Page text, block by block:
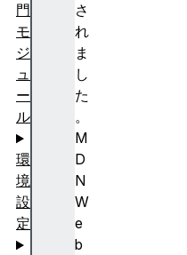
さ
れ
ま
し
た
。
M
D
N
W
e
b
門
モ
ジ
ュ
ー
ル
環
境
設
定